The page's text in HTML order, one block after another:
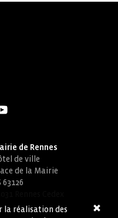
la réalisation des
de Rennes
de ville
de la Mairie
63126